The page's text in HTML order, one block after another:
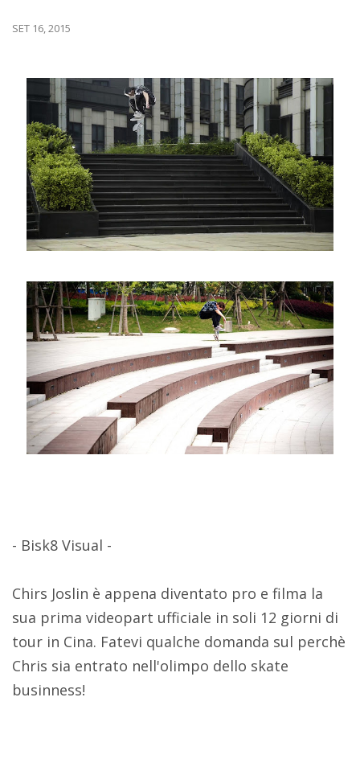
SET 16, 2015
- Bisk8 Visual -
Chirs Joslin è appena diventato pro e filma la
sua prima videopart ufficiale in soli 12 giorni di
tour in Cina. Fatevi qualche domanda sul perchè
Chris sia entrato nell'olimpo dello skate
businness!